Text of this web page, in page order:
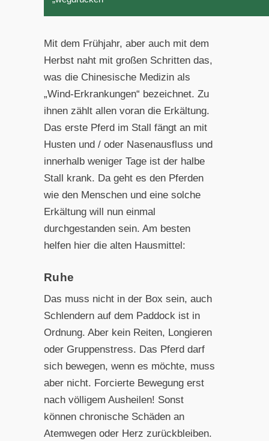
Mit dem Frühjahr, aber auch mit dem
Herbst naht mit großen Schritten das,
was die Chinesische Medizin als
„Wind-Erkrankungen“ bezeichnet. Zu
ihnen zählt allen voran die Erkältung.
Das erste Pferd im Stall fängt an mit
Husten und / oder Nasenausfluss und
innerhalb weniger Tage ist der halbe
Stall krank. Da geht es den Pferden
wie den Menschen und eine solche
Erkältung will nun einmal
durchgestanden sein. Am besten
helfen hier die alten Hausmittel:
Ruhe
Das muss nicht in der Box sein, auch
Schlendern auf dem Paddock ist in
Ordnung. Aber kein Reiten, Longieren
oder Gruppenstress. Das Pferd darf
sich bewegen, wenn es möchte, muss
aber nicht. Forcierte Bewegung erst
nach völligem Ausheilen! Sonst
können chronische Schäden an
Atemwegen oder Herz zurückbleiben.